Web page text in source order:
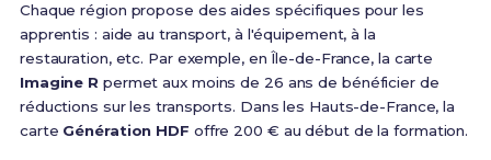
Chaque région propose des aides spécifiques pour les
apprentis : aide au transport, à l'équipement, à la
restauration, etc. Par exemple, en Île-de-France, la carte
Imagine R permet aux moins de 26 ans de bénéficier de
réductions sur les transports. Dans les Hauts-de-France, la
carte Génération HDF offre 200 € au début de la formation.